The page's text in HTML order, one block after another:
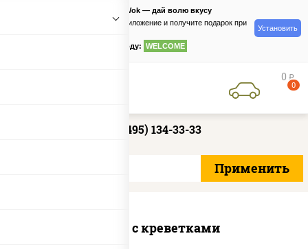
PizzaSushiWok — дай волю вкусу
Скачайте приложение и получите подарок при
по промокоду: WELCOME
Установить
0 руб
0
+7 (495) 134-33-33
Сомен с креветками